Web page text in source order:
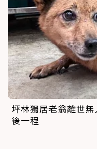
坪林獨居老翁離世
後一程